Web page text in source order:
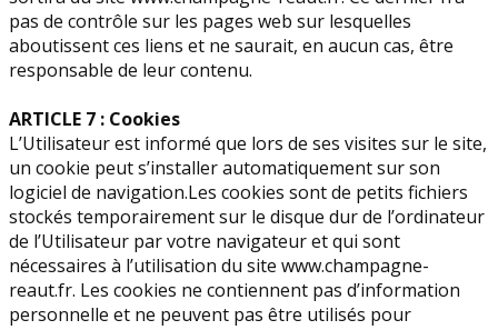
pas de contrôle sur les pages web sur lesquelles
aboutissent ces liens et ne saurait, en aucun cas, être
responsable de leur contenu.
ARTICLE 7 : Cookies
L’Utilisateur est informé que lors de ses visites sur le site,
un cookie peut s’installer automatiquement sur son
logiciel de navigation.Les cookies sont de petits fichiers
stockés temporairement sur le disque dur de l’ordinateur
de l’Utilisateur par votre navigateur et qui sont
nécessaires à l’utilisation du site www.champagne-
reaut.fr. Les cookies ne contiennent pas d’information
personnelle et ne peuvent pas être utilisés pour